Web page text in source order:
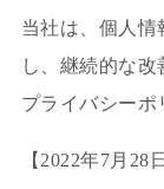
当社は、個人情
し、継続的な
プライバシーポ
【2022年7月28